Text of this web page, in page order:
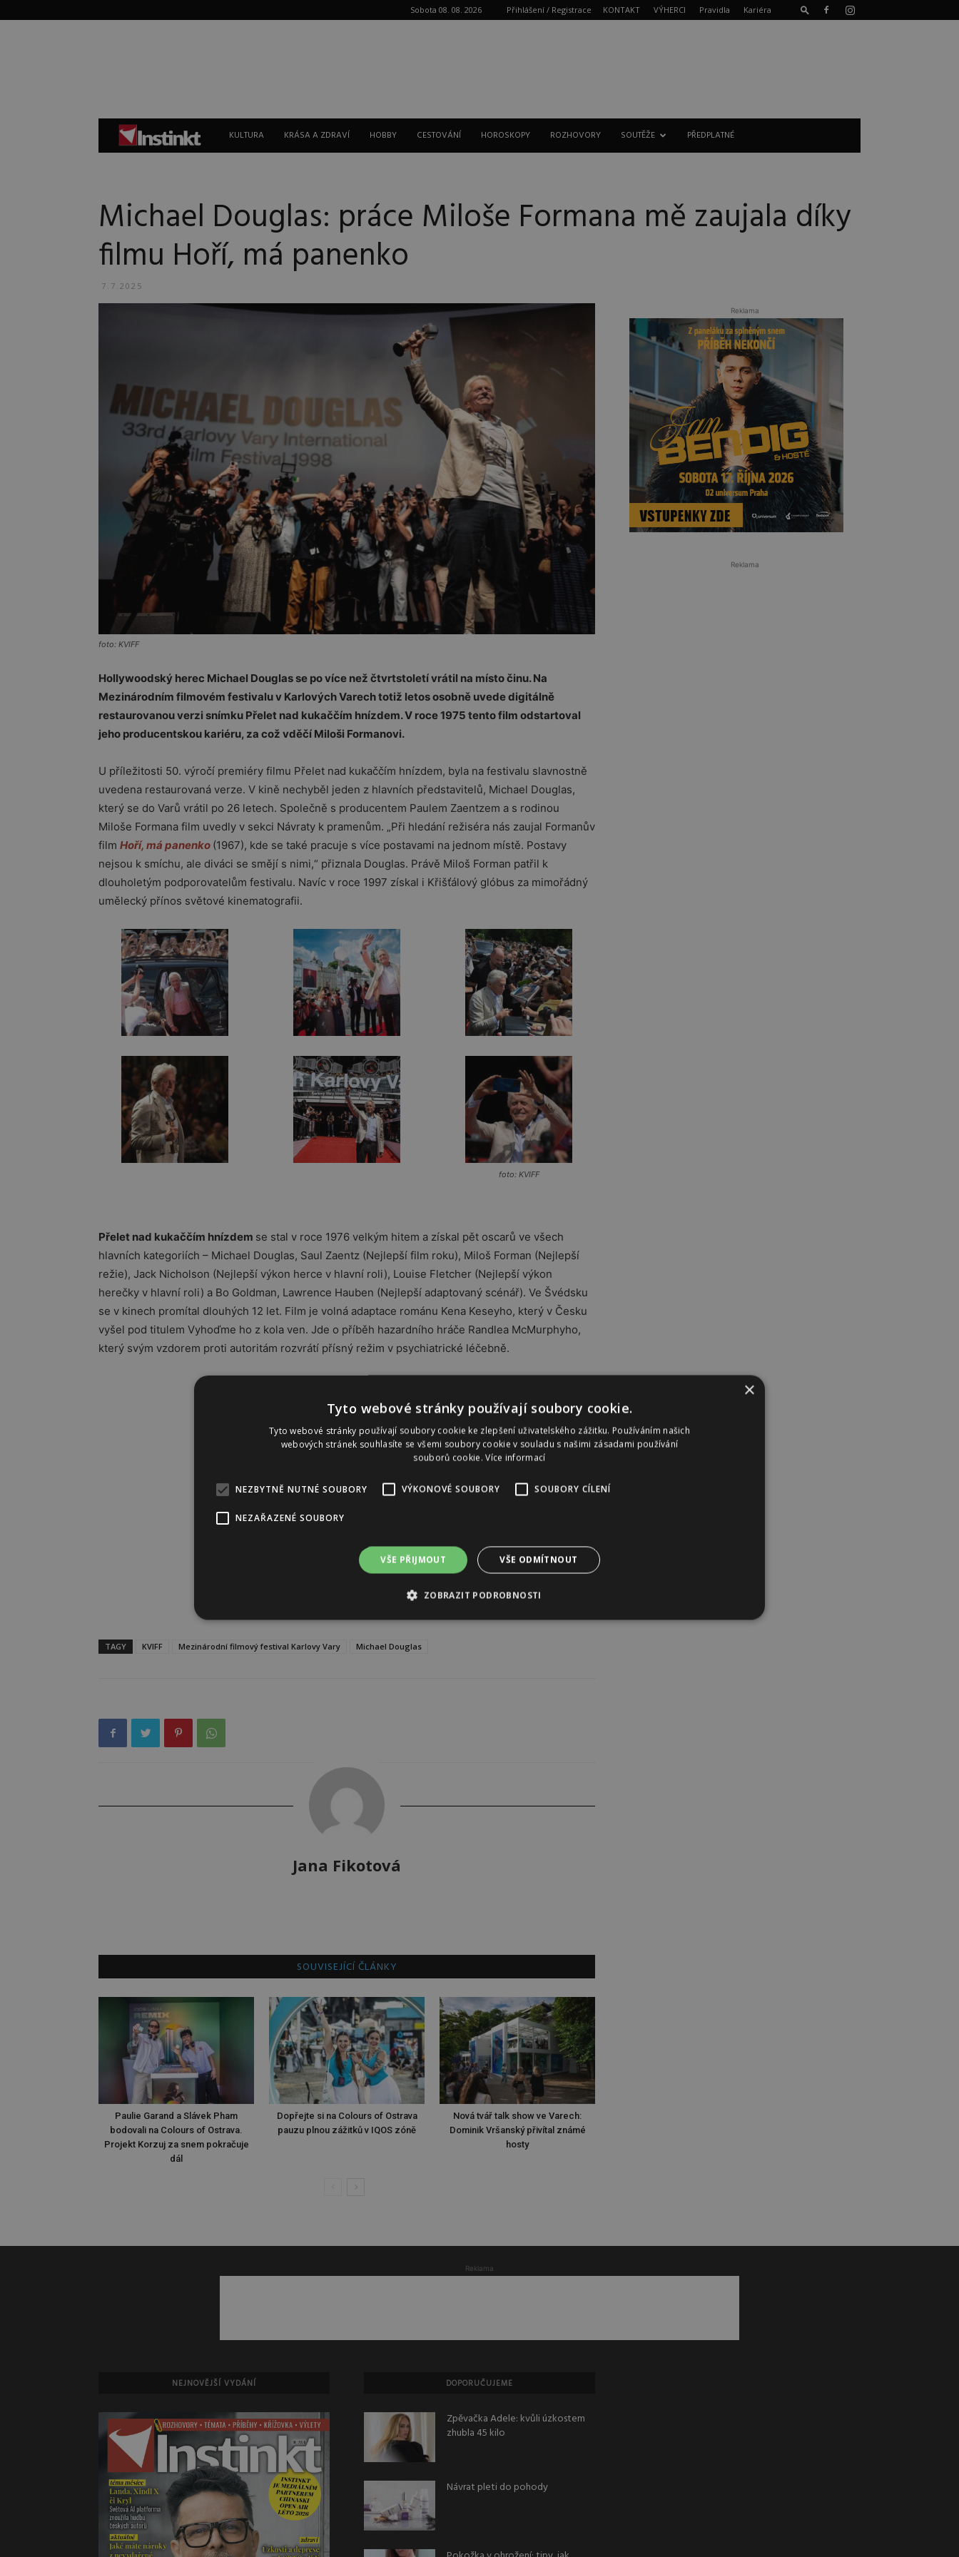
Sobota 08. 08. 2026 Přihlášení / Registrace KONTAKT VÝHERCI Pravidla Kariéra
Instinkt
KULTURA KRÁSA A ZDRAVÍ HOBBY CESTOVÁNÍ HOROSKOPY ROZHOVORY SOUTĚŽE PŘEDPLATNÉ
Michael Douglas: práce Miloše Formana mě zaujala díky
filmu Hoří, má panenko
7.7.2025
foto: KVIFF
Hollywoodský herec Michael Douglas se po více než čtvrtstoletí vrátil na místo činu. Na
Mezinárodním filmovém festivalu v Karlových Varech totiž letos osobně uvede digitálně
restaurovanou verzi snímku Přelet nad kukaččím hnízdem. V roce 1975 tento film odstartoval
jeho producentskou kariéru, za což vděčí Miloši Formanovi.
U příležitosti 50. výročí premiéry filmu Přelet nad kukaččím hnízdem, byla na festivalu slavnostně
uvedena restaurovaná verze. V kině nechyběl jeden z hlavních představitelů, Michael Douglas,
který se do Varů vrátil po 26 letech. Společně s producentem Paulem Zaentzem a s rodinou
Miloše Formana film uvedly v sekci Návraty k pramenům. „Při hledání režiséra nás zaujal Formanův
film Hoří, má panenko (1967), kde se také pracuje s více postavami na jednom místě. Postavy
nejsou k smíchu, ale diváci se smějí s nimi,“ přiznala Douglas. Právě Miloš Forman patřil k
dlouholetým podporovatelům festivalu. Navíc v roce 1997 získal i Křišťálový glóbus za mimořádný
umělecký přínos světové kinematografii.
foto: KVIFF
Přelet nad kukaččím hnízdem se stal v roce 1976 velkým hitem a získal pět oscarů ve všech
hlavních kategoriích – Michael Douglas, Saul Zaentz (Nejlepší film roku), Miloš Forman (Nejlepší
režie), Jack Nicholson (Nejlepší výkon herce v hlavní roli), Louise Fletcher (Nejlepší výkon
herečky v hlavní roli) a Bo Goldman, Lawrence Hauben (Nejlepší adaptovaný scénář). Ve Švédsku
se v kinech promítal dlouhých 12 let. Film je volná adaptace románu Kena Keseyho, který v Česku
vyšel pod titulem Vyhoďme ho z kola ven. Jde o příběh hazardního hráče Randlea McMurphyho,
který svým vzdorem proti autoritám rozvrátí přísný režim v psychiatrické léčebně.
TAGY KVIFF Mezinárodní filmový festival Karlovy Vary Michael Douglas
Jana Fikotová
SOUVISEJÍCÍ ČLÁNKY
Paulie Garand a Slávek Pham
bodovali na Colours of Ostrava.
Projekt Korzuj za snem pokračuje
dál
Dopřejte si na Colours of Ostrava
pauzu plnou zážitků v IQOS zóně
Nová tvář talk show ve Varech:
Dominik Vršanský přivítal známé
hosty
Reklama
Reklama
Reklama
NEJNOVĚJŠÍ VYDÁNÍ DOPORUČUJEME
Zpěvačka Adele: kvůli úzkostem
zhubla 45 kilo
Návrat pleti do pohody
×
Tyto webové stránky používají soubory cookie.
Tyto webové stránky používají soubory cookie ke zlepšení uživatelského zážitku. Používáním našich
webových stránek souhlasíte se všemi soubory cookie v souladu s našimi zásadami používání
souborů cookie.Více informací
NEZBYTNĚ NUTNÉ SOUBORY VÝKONOVÉ SOUBORY SOUBORY CÍLENÍ
NEZAŘAZENÉ SOUBORY
VŠE PŘIJMOUT VŠE ODMÍTNOUT
ZOBRAZIT PODROBNOSTI